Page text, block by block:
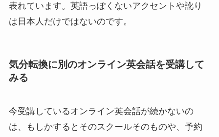
表れています。英語っぽくないアクセントや訛り
は日本人だけではないのです。
気分転換に別のオンライン英会話を受講して
みる
今受講しているオンライン英会話が続かないの
は、もしかするとそのスクールそのものや、予約